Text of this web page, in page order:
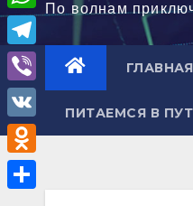
По волнам
ГЛАВНАЯ
ПИТАЕМСЯ В
W
h
a
A
T
e
l
e
g
V
i
b
e
V
K
O